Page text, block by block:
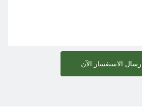
الاستفسار الآن